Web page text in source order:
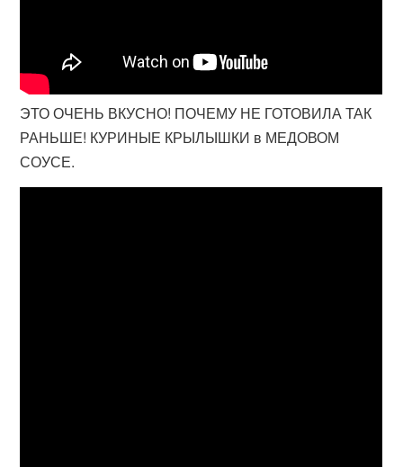
ЭТО ОЧЕНЬ ВКУСНО! ПОЧЕМУ НЕ ГОТОВИЛА ТАК
РАНЬШЕ! КУРИНЫЕ КРЫЛЫШКИ в МЕДОВОМ
СОУСЕ.